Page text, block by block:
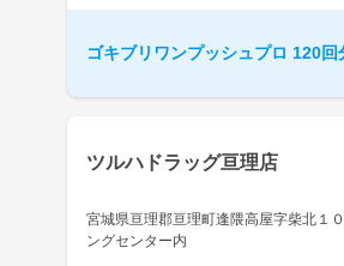
ゴキブリワンプッシュプロ 120回
ツルハドラッグ亘理店
宮城県亘理郡亘理町逢隈高屋字柴北１
ングセンター内